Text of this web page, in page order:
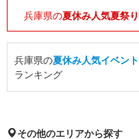
兵庫県の夏休み人気夏祭り
兵庫県の夏休み人気イベント
ランキング
その他のエリアから探す